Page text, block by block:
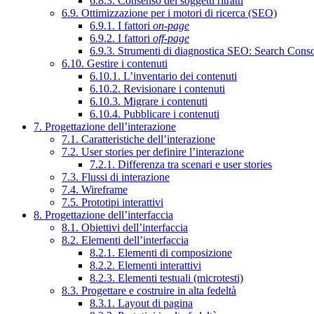
6.9. Ottimizzazione per i motori di ricerca (SEO)
6.9.1. I fattori on-page
6.9.2. I fattori off-page
6.9.3. Strumenti di diagnostica SEO: Search
6.10. Gestire i contenuti
6.10.1. L’inventario dei contenuti
6.10.2. Revisionare i contenuti
6.10.3. Migrare i contenuti
6.10.4. Pubblicare i contenuti
7. Progettazione dell’interazione
7.1. Caratteristiche dell’interazione
7.2. User stories per definire l’interazione
7.2.1. Differenza tra scenari e user stories
7.3. Flussi di interazione
7.4. Wireframe
7.5. Prototipi interattivi
8. Progettazione dell’interfaccia
8.1. Obiettivi dell’interfaccia
8.2. Elementi dell’interfaccia
8.2.1. Elementi di composizione
8.2.2. Elementi interattivi
8.2.3. Elementi testuali (microtesti)
8.3. Progettare e costruire in alta fedeltà
8.3.1. Layout di pagina